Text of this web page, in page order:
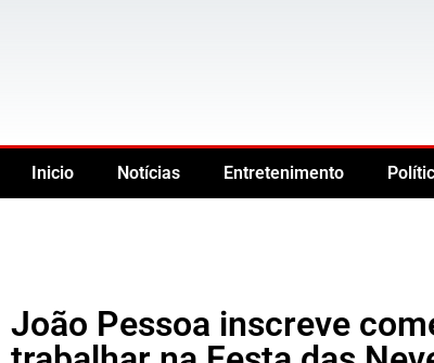
Inicio Notícias Entretenimento
João Pessoa inscreve